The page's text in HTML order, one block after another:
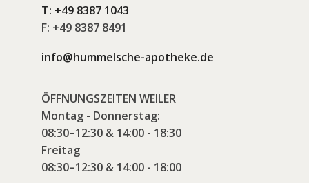
T: +49 8387 1043
F: +49 8387 8491
info@hummelsche-apotheke.de
ÖFFNUNGSZEITEN WEILER
Montag - Donnerstag:
08:30–12:30 & 14:00 - 18:30
Freitag
08:30–12:30 & 14:00 - 18:00